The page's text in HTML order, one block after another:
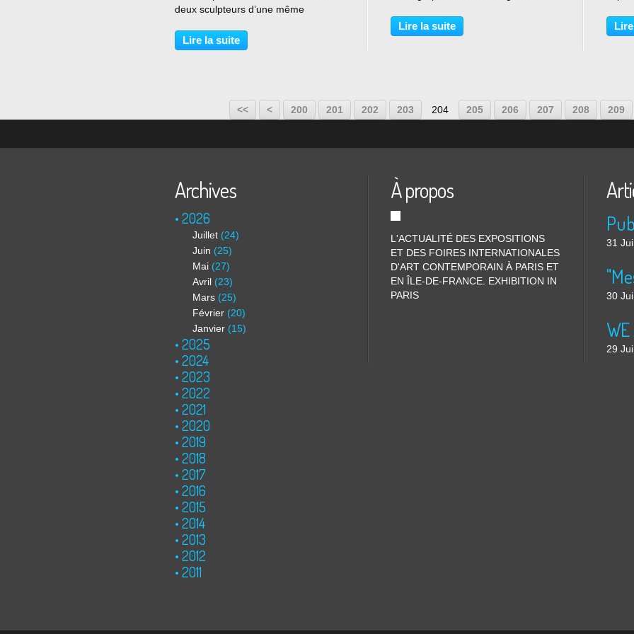
deux sculpteurs d’une même
ans, s’aventurent sur des chemins et
des lieux parallèles : ateliers,
Lire la suite
leur vision de Paris. Après Henri
Cartier-Bresson, Édouard Boubat,
Lire la suite
artist
<< < 200 201 202 203 204 205 206 207 208 209
Archives
2026
Juillet (24)
Juin (25)
Mai (27)
Avril (23)
Mars (25)
Février (20)
Janvier (15)
2025
2024
2023
2022
2021
2020
2019
2018
2017
2016
2015
2014
2013
2012
2011
À propos
L'ACTUALITÉ DES EXPOSITIONS
ET DES FOIRES INTERNATIONALES
D'ART CONTEMPORAIN À PARIS ET
EN ÎLE-DE-FRANCE. EXHIBITION IN
PARIS
31
30
29